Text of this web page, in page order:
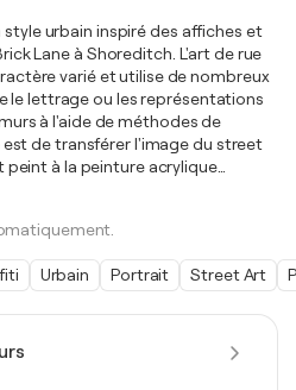
urbain inspiré des affiches et
Lane à Shoreditch. L'art de rue
varié et utilise de nombreux
le lettrage ou les représentations
à l'aide de méthodes de
de transférer l'image du street
peint à la peinture acrylique…
Urbain Portrait Street Art